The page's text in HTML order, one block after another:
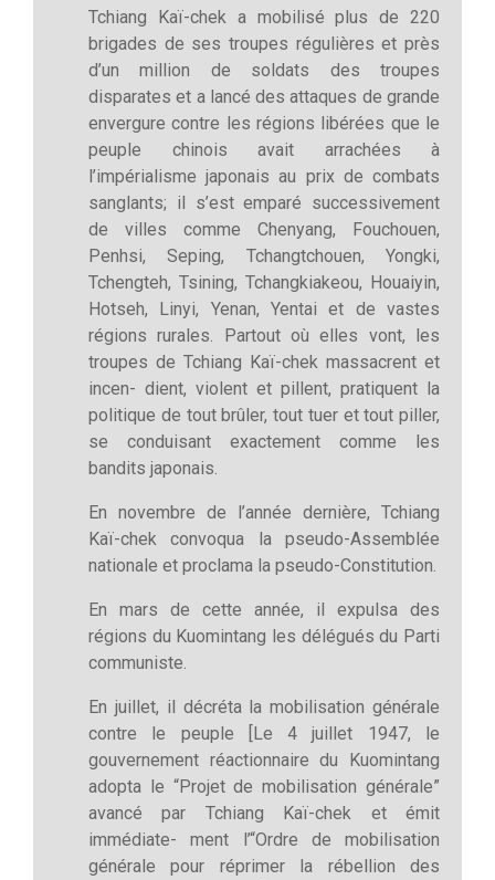
Tchiang Kaï-chek a mobilisé plus de 220
brigades de ses troupes régulières et près
d’un million de soldats des troupes
disparates et a lancé des attaques de grande
envergure contre les régions libérées que le
peuple chinois avait arrachées à
l’impérialisme japonais au prix de combats
sanglants; il s’est emparé successivement
de villes comme Chenyang, Fouchouen,
Penhsi, Seping, Tchangtchouen, Yongki,
Tchengteh, Tsining, Tchangkiakeou, Houaiyin,
Hotseh, Linyi, Yenan, Yentai et de vastes
régions rurales. Partout où elles vont, les
troupes de Tchiang Kaï-chek massacrent et
incen- dient, violent et pillent, pratiquent la
politique de tout brûler, tout tuer et tout piller,
se conduisant exactement comme les
bandits japonais.
En novembre de l’année dernière, Tchiang
Kaï-chek convoqua la pseudo-Assemblée
nationale et proclama la pseudo-Constitution.
En mars de cette année, il expulsa des
régions du Kuomintang les délégués du Parti
communiste.
En juillet, il décréta la mobilisation générale
contre le peuple [Le 4 juillet 1947, le
gouvernement réactionnaire du Kuomintang
adopta le “Projet de mobilisation générale”
avancé par Tchiang Kaï-chek et émit
immédiate- ment l’“Ordre de mobilisation
générale pour réprimer la rébellion des